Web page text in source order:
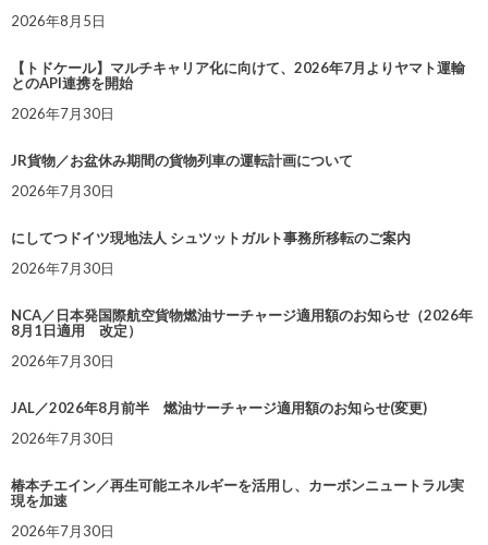
2026年8月5日
【トドケール】マルチキャリア化に向けて、2026年7月よりヤマト運輸
とのAPI連携を開始
2026年7月30日
JR貨物／お盆休み期間の貨物列車の運転計画について
2026年7月30日
にしてつドイツ現地法人 シュツットガルト事務所移転のご案内
2026年7月30日
NCA／日本発国際航空貨物燃油サーチャージ適用額のお知らせ（2026年
8月1日適用 改定）
2026年7月30日
JAL／2026年8月前半 燃油サーチャージ適用額のお知らせ(変更)
2026年7月30日
椿本チエイン／再生可能エネルギーを活用し、カーボンニュートラル実
現を加速
2026年7月30日